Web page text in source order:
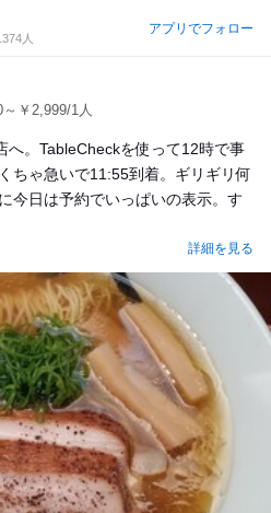
人
アプリでフォロー
～￥2,999/1人
へ。TableCheckを使って12時で事
ちゃ急いで11:55到着。ギリギリ何
今日は予約でいっぱいの表示。す
詳細を見る